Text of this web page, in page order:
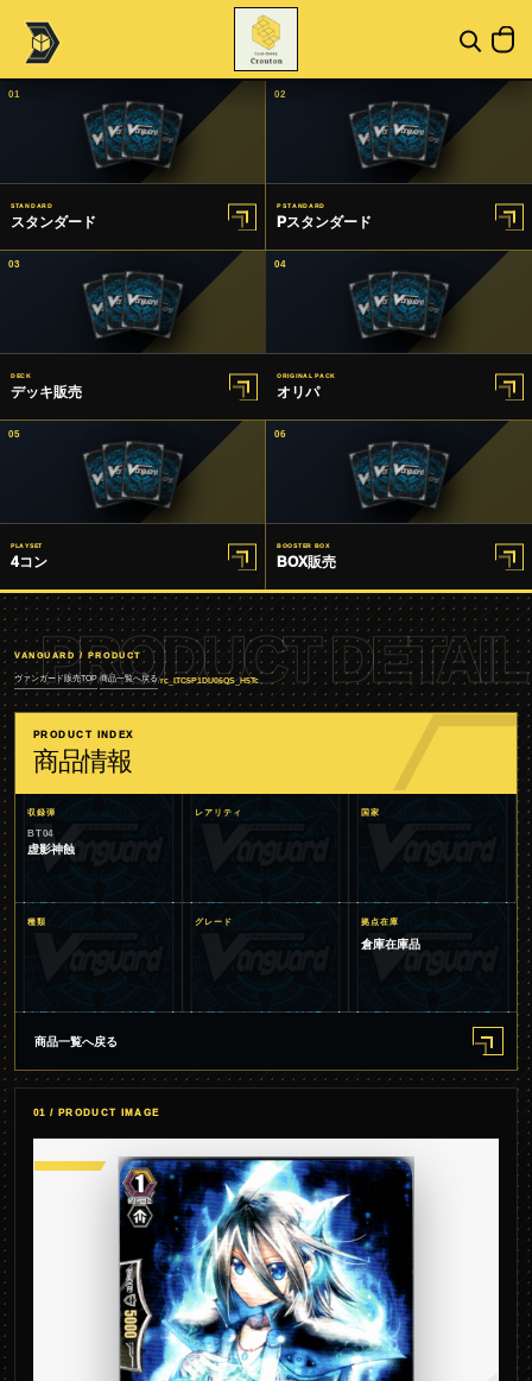
01
STANDARD
スタンダード
02
P STANDARD
Pスタンダード
03
DECK
デッキ販売
04
ORIGINAL PACK
オリパ
05
PLAYSET
4コン
06
BOOSTER BOX
BOX販売
PRODUCT DETAIL
VANGUARD / PRODUCT
ヴァンガード販売TOP/商品一覧へ戻る/rc_ITC5P1DU06QS_H5Tc
PRODUCT INDEX
商品情報
収録弾
BT04
虚影神蝕
レアリティ 国家
種類 グレード 拠点在庫
倉庫在庫品
商品一覧へ戻る
01 / PRODUCT IMAGE